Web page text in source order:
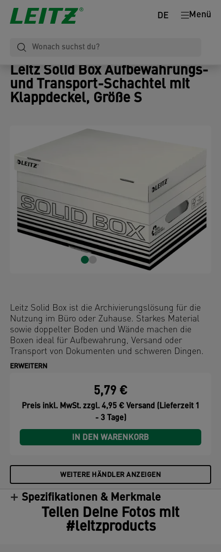
Menü
DE
Leitz Solid Box Aufbewahrungs-
und Transport-Schachtel mit
Klappdeckel, Größe S
Leitz Solid Box ist die Archivierungslösung für die
Nutzung im Büro oder Zuhause. Starkes Material
sowie doppelter Boden und Wände machen die
Boxen ideal für Aufbewahrung, Versand oder
Transport von Dokumenten und schweren Dingen.
Mit praktischem Automatik-Aufbau in wenigen
ERWEITERN
5,79 €
Preis inkl. MwSt. zzgl. 4,95 € Versand (Lieferzeit 1
- 3 Tage)
IN DEN WARENKORB
WEITERE HÄNDLER ANZEIGEN
Spezifikationen & Merkmale
Teilen Deine Fotos mit
#leitzproducts